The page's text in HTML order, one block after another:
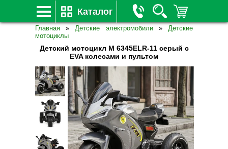
Каталог
Главная »Детские электромобили »Детские
мотоциклы
Детский мотоцикл M 6345ELR-11 серый с
EVA колесами и пультом